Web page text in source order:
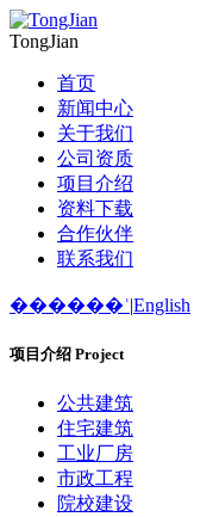
TongJian
首页
新闻中心
关于我们
公司资质
项目介绍
资料下载
合作伙伴
联系我们
������ʿ|English
项目介绍 Project
公共建筑
住宅建筑
工业厂房
市政工程
院校建设